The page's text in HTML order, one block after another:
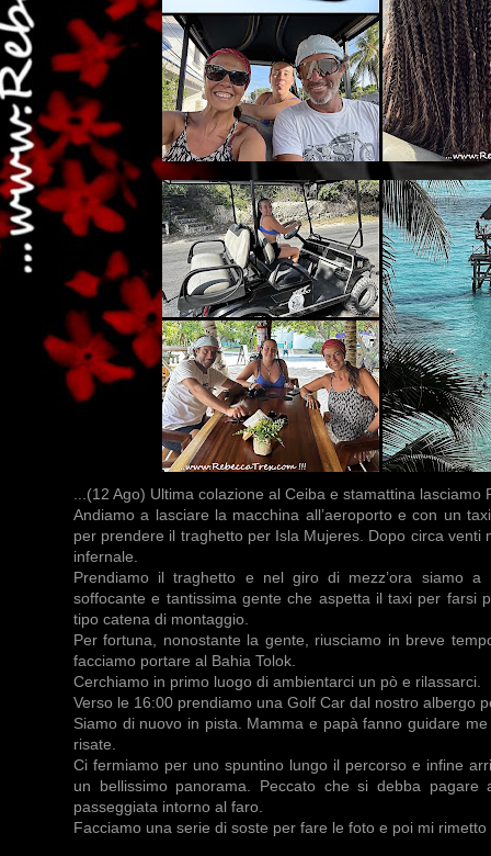
...(12 Ago) Ultima colazione al Ceiba e stamattina lasciamo
Andiamo a lasciare la macchina all’aeroporto e con un
per prendere il traghetto per Isla Mujeres. Dopo circa venti
infernale.
Prendiamo il traghetto e nel giro di mezz’ora siamo a
soffocante e tantissima gente che aspetta il taxi per farsi
tipo catena di montaggio.
Per fortuna, nonostante la gente, riusciamo in breve
facciamo portare al Bahia Tolok.
Cerchiamo in primo luogo di ambientarci un pò e rilassarci.
Verso le 16:00 prendiamo una Golf Car dal nostro albergo
Siamo di nuovo in pista. Mamma e papà fanno guidare
risate.
Ci fermiamo per uno spuntino lungo il percorso e infine
un bellissimo panorama. Peccato che si debba pagare
passeggiata intorno al faro.
Facciamo una serie di soste per fare le foto e poi mi rimetto